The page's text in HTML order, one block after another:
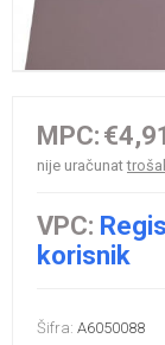
MPC: €4,91
nije uračunat
VPC:
korisnik
Šifra: A6050088